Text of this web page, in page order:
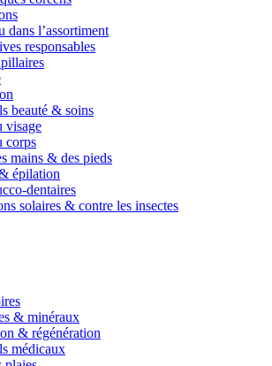
dans l’assortiment
responsables
beauté & soins
visage
corps
mains & des pieds
épilation
dentaires
solaires & contre les insectes
& minéraux
& régénération
médicaux